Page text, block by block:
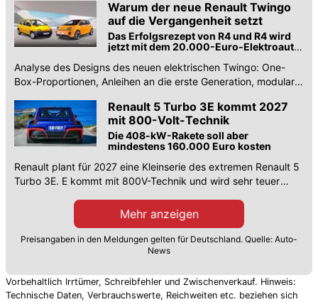
Warum der neue Renault Twingo
auf die Vergangenheit setzt
Das Erfolgsrezept von R4 und R4 wird
jetzt mit dem 20.000-Euro-Elektroauto
Analyse des Designs des neuen elektrischen Twingo: One-
Box-Proportionen, Anleihen an die erste Generation, modulare
Renault 5 Turbo 3E kommt 2027
mit 800-Volt-Technik
Die 408-kW-Rakete soll aber
mindestens 160.000 Euro kosten
Renault plant für 2027 eine Kleinserie des extremen Renault 5
Turbo 3E. E kommt mit 800V-Technik und wird sehr teuer
Mehr anzeigen
Preisangaben in den Meldungen gelten für Deutschland. Quelle: Auto-
News
Vorbehaltlich Irrtümer, Schreibfehler und Zwischenverkauf. Hinweis:
Technische Daten, Verbrauchswerte, Reichweiten etc. beziehen sich